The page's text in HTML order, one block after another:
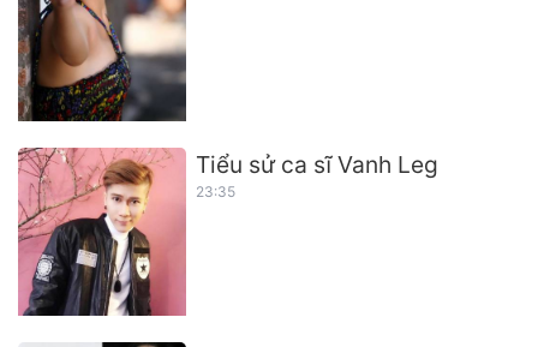
Tiểu sử ca sĩ Vanh Leg
23:35